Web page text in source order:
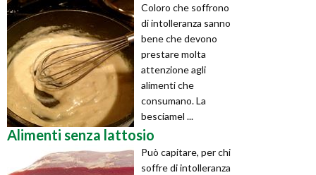
Coloro che soffrono
di intolleranza sanno
bene che devono
prestare molta
attenzione agli
alimenti che
consumano. La
besciamel ...
Alimenti senza lattosio
Può capitare, per chi
soffre di intolleranza